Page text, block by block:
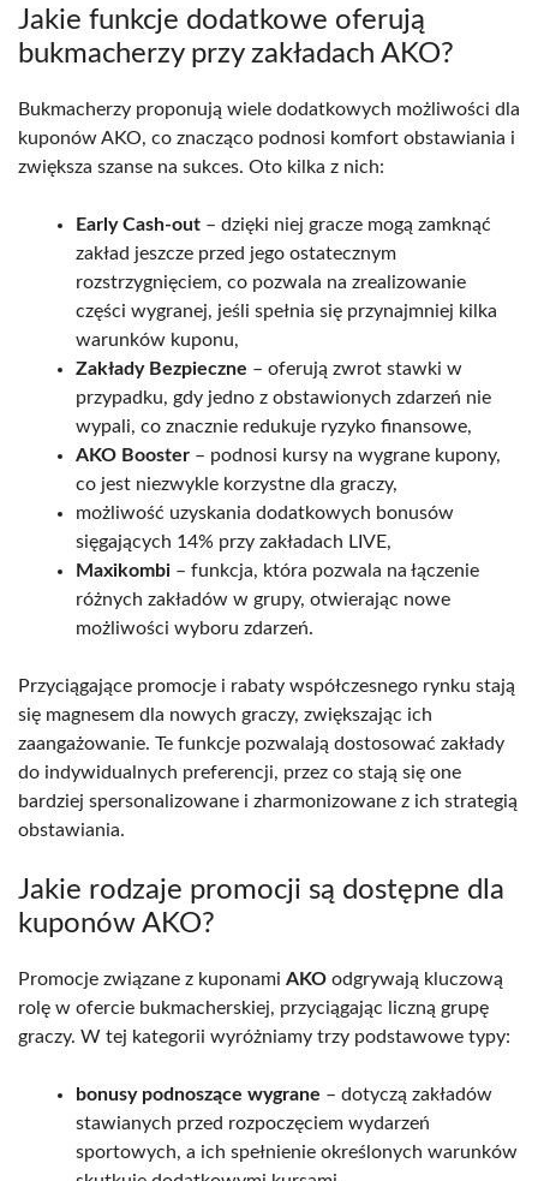
Jakie funkcje dodatkowe oferują
bukmacherzy przy zakładach AKO?
Bukmacherzy proponują wiele dodatkowych możliwości dla
kuponów AKO, co znacząco podnosi komfort obstawiania i
zwiększa szanse na sukces. Oto kilka z nich:
Early Cash-out – dzięki niej gracze mogą zamknąć
zakład jeszcze przed jego ostatecznym
rozstrzygnięciem, co pozwala na zrealizowanie
części wygranej, jeśli spełnia się przynajmniej kilka
warunków kuponu,
Zakłady Bezpieczne – oferują zwrot stawki w
przypadku, gdy jedno z obstawionych zdarzeń nie
wypali, co znacznie redukuje ryzyko finansowe,
AKO Booster – podnosi kursy na wygrane kupony,
co jest niezwykle korzystne dla graczy,
możliwość uzyskania dodatkowych bonusów
sięgających 14% przy zakładach LIVE,
Maxikombi – funkcja, która pozwala na łączenie
różnych zakładów w grupy, otwierając nowe
możliwości wyboru zdarzeń.
Przyciągające promocje i rabaty współczesnego rynku stają
się magnesem dla nowych graczy, zwiększając ich
zaangażowanie. Te funkcje pozwalają dostosować zakłady
do indywidualnych preferencji, przez co stają się one
bardziej spersonalizowane i zharmonizowane z ich strategią
obstawiania.
Jakie rodzaje promocji są dostępne dla
kuponów AKO?
Promocje związane z kuponami AKO odgrywają kluczową
rolę w ofercie bukmacherskiej, przyciągając liczną grupę
graczy. W tej kategorii wyróżniamy trzy podstawowe typy:
bonusy podnoszące wygrane – dotyczą zakładów
stawianych przed rozpoczęciem wydarzeń
sportowych, a ich spełnienie określonych warunków